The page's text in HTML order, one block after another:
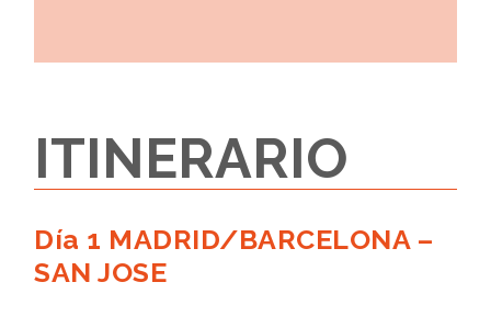
ITINERARIO
Día 1 MADRID/BARCELONA –
SAN JOSE